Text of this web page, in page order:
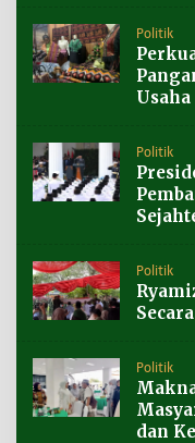
Politik
Politik
Politik
Politik
dan